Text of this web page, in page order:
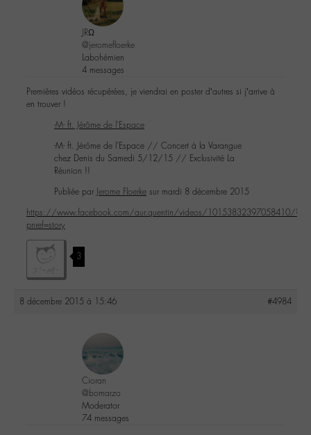
JRΩ
@jeromefloerke
Labohémien
4 messages
Premières vidéos récupérées, je viendrai en poster d’autres si j’arrive à
en trouver !
-M- ft. Jérôme de l'Espace
-M- ft. Jérôme de l'Espace // Concert à la Varangue
chez Denis du Samedi 5/12/15 // Exclusivité La
Réunion !!
Publiée par Jerome Floerke sur mardi 8 décembre 2015
https://www.facebook.com/aur.quentin/videos/10153832397058410/?
pnref=story
3
8 décembre 2015 à 15:46 #4984
Cioran
@bomarzo
Moderator
74 messages